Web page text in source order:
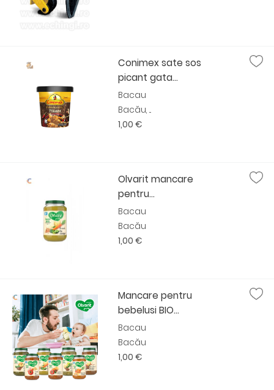
Conimex sate sos
picant gata...
Bacau
Bacău, ...
1,00 €
Olvarit mancare
pentru...
Bacau
Bacău
1,00 €
Mancare pentru
bebelusi BIO...
Bacau
Bacău
1,00 €